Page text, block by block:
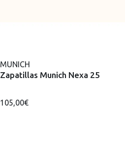
MUNICH
Zapatillas Munich Nexa 25
105,00€